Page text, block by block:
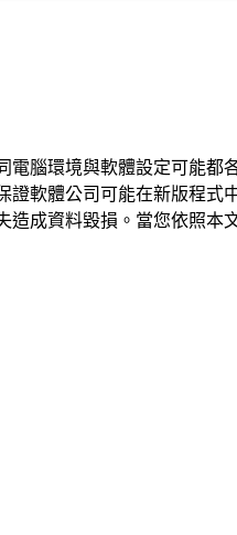
腦環境與軟體設定可能
軟體公司可能在新版程
成資料毀損。當您依照本